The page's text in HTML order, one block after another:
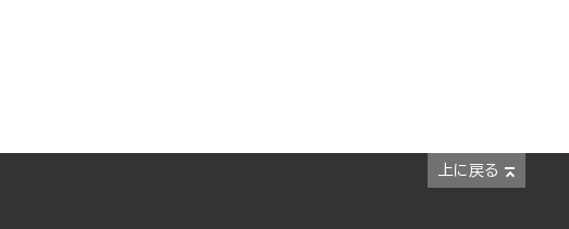
上に戻る